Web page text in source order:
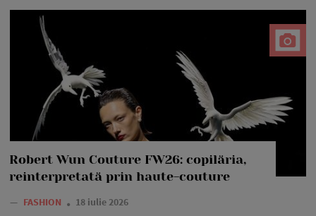
Robert Wun Couture FW26: copilăria,
reinterpretată prin haute-couture
— FASHION 18 iulie 2026